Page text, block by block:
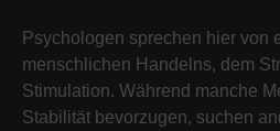
Psychologen sprechen hier von
menschlichen Handelns, dem
Stimulation. Während manche
Stabilität bevorzugen, suchen